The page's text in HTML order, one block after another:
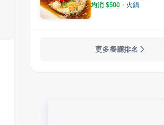
均消 $500 ・ 火鍋
更多餐廳排名